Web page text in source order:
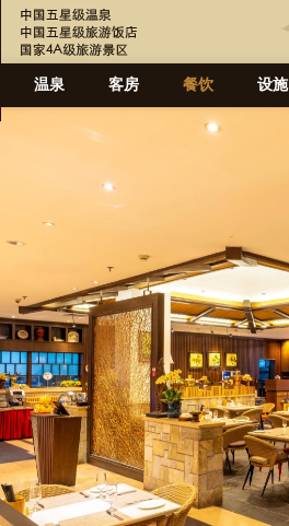
温泉 客房 餐饮 设施